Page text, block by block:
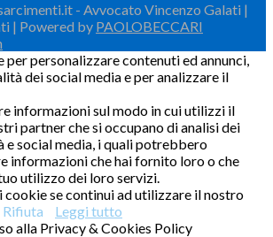
- Avvocato Vincenzo Galati |
| Powered by PAOLOBECCARI
personalizzare contenuti ed annunci,
dei social media e per analizzare il
informazioni sul modo in cui utilizzi il
partner che si occupano di analisi dei
social media, i quali potrebbero
informazioni che hai fornito loro o che
utilizzo dei loro servizi.
cookie se continui ad utilizzare il nostro
Rifiuta
Leggi tutto
alla Privacy & Cookies Policy